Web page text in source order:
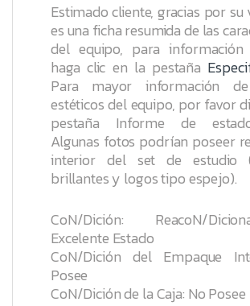
Estimado cliente, gracias por su
es una ficha resumida de las
del equipo, para información
haga clic en la pestaña
Para mayor información
estéticos del equipo, por favor
pestaña Informe de
Algunas fotos podrían poseer
interior del set de estudio
brillantes y logos tipo espejo).
CoN/Dición: ReacoN/
Excelente Estado
CoN/Dición del Empaque
Posee
CoN/Dición de la Caja: No Posee